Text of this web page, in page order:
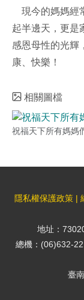
現今的媽媽經
起半邊天，更是
感恩母性的光輝
康、快樂！
相關圖檔
祝福天下所有媽媽
隱私權保護政策 |
地址：
總機：(06)632-
臺